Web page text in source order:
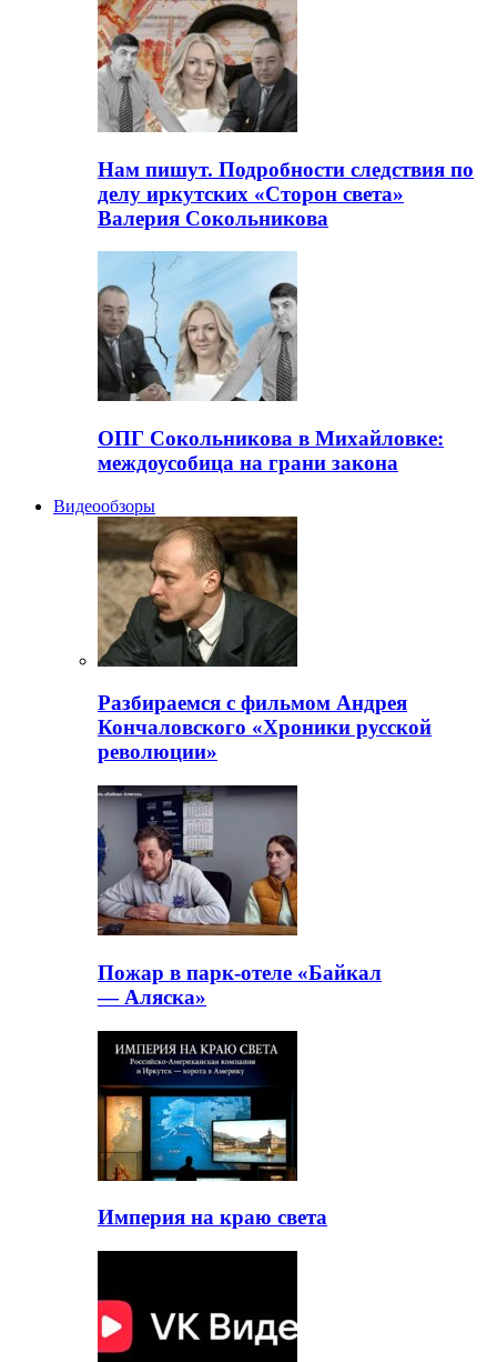
Нам пишут. Подробности следствия по
делу иркутских «Сторон света»
Валерия Сокольникова
ОПГ Сокольникова в Михайловке:
междоусобица на грани закона
Видеообзоры
Разбираемся с фильмом Андрея
Кончаловского «Хроники русской
революции»
Пожар в парк-отеле «Байкал
— Аляска»
Империя на краю света